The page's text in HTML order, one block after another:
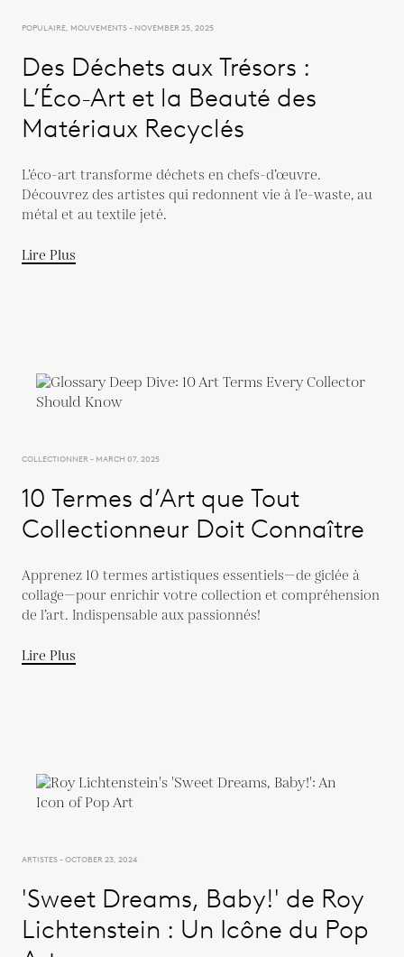
POPULAIRE, MOUVEMENTS - NOVEMBER 25, 2025
Des Déchets aux Trésors :
L’Éco-Art et la Beauté des
Matériaux Recyclés
L’éco-art transforme déchets en chefs-d’œuvre.
Découvrez des artistes qui redonnent vie à l’e-waste, au
métal et au textile jeté.
Lire Plus
COLLECTIONNER - MARCH 07, 2025
10 Termes d’Art que Tout
Collectionneur Doit Connaître
Apprenez 10 termes artistiques essentiels—de giclée à
collage—pour enrichir votre collection et compréhension
de l’art. Indispensable aux passionnés!
Lire Plus
ARTISTES - OCTOBER 23, 2024
'Sweet Dreams, Baby!' de Roy
Lichtenstein : Un Icône du Pop